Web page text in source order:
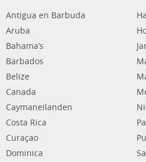
Antigua en Barbuda
Aruba
Bahama’s
Barbados
Belize
Canada
Caymaneilanden
Costa Rica
Curaçao
Dominica